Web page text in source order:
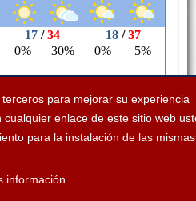
para mejorar su experiencia
enlace de este sitio web
para la instalación de las mismas
información